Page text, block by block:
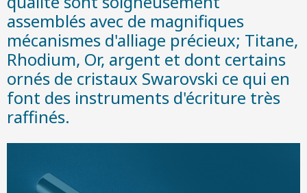
assemblés avec de magnifiques
mécanismes d'alliage précieux; Titane,
Rhodium, Or, argent et dont certains
ornés de cristaux Swarovski ce qui en
font des instruments d'écriture très
raffinés.